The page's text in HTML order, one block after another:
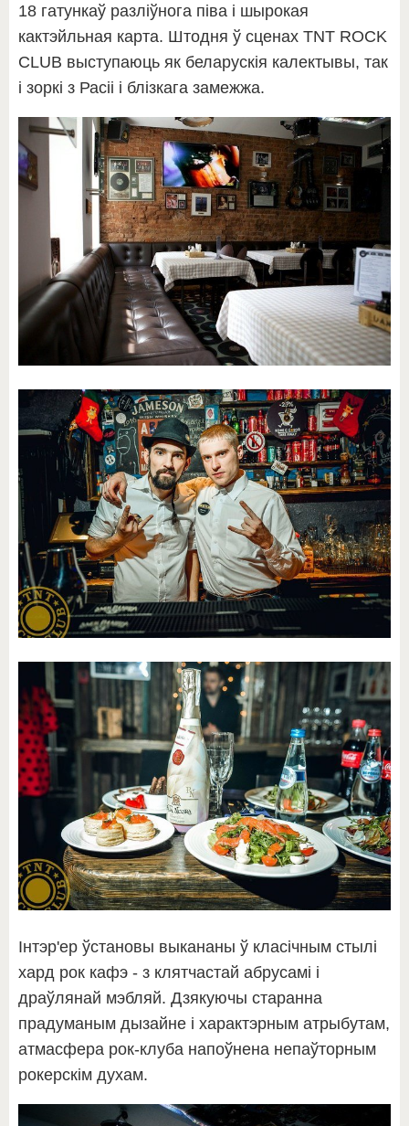
18 гатункаў разліўнога піва і шырокая
кактэйльная карта. Штодня ў сценах TNT ROCK
CLUB выступаюць як беларускія калектывы, так
і зоркі з Расіі і блізкага замежжа.
Інтэр'ер ўстановы выкананы ў класічным стылі
хард рок кафэ - з клятчастай абрусамі і
драўлянай мэбляй. Дзякуючы старанна
прадуманым дызайне і характэрным атрыбутам,
атмасфера рок-клуба напоўнена непаўторным
рокерскім духам.